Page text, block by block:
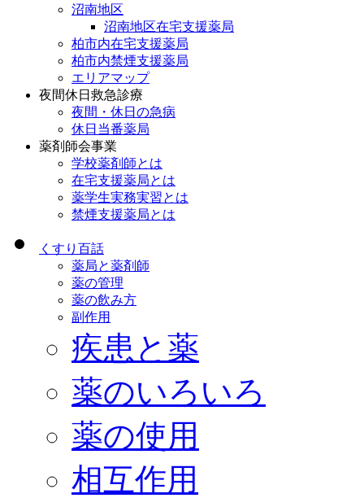
沼南地区
沼南地区在宅支援薬局
柏市内在宅支援薬局
柏市内禁煙支援薬局
エリアマップ
夜間休日救急診療
夜間・休日の急病
休日当番薬局
薬剤師会事業
学校薬剤師とは
在宅支援薬局とは
薬学生実務実習とは
禁煙支援薬局とは
くすり百話
薬局と薬剤師
薬の管理
薬の飲み方
副作用
疾患と薬
薬のいろいろ
薬の使用
相互作用